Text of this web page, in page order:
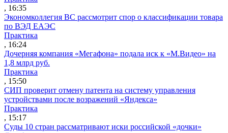
, 16:35
Экономколлегия ВС рассмотрит спор о классификации товара
по ВЭД ЕАЭС
Практика
, 16:24
Дочерняя компания «Мегафона» подала иск к «М.Видео» на
1,8 млрд руб.
Практика
, 15:50
СИП проверит отмену патента на систему управления
устройствами после возражений «Яндекса»
Практика
, 15:17
Суды 10 стран рассматривают иски российской «дочки»